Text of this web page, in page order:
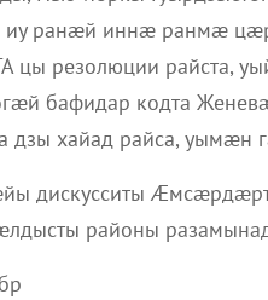
ранæй иннæ ранмæ
цы резолюции райста,
бафидар кодта
дзы хайад райса,
дискусситы
районы